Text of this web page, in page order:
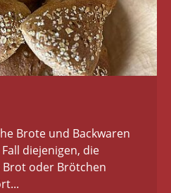
Brote und Backwaren
diejenigen, die
Brot oder Brötchen